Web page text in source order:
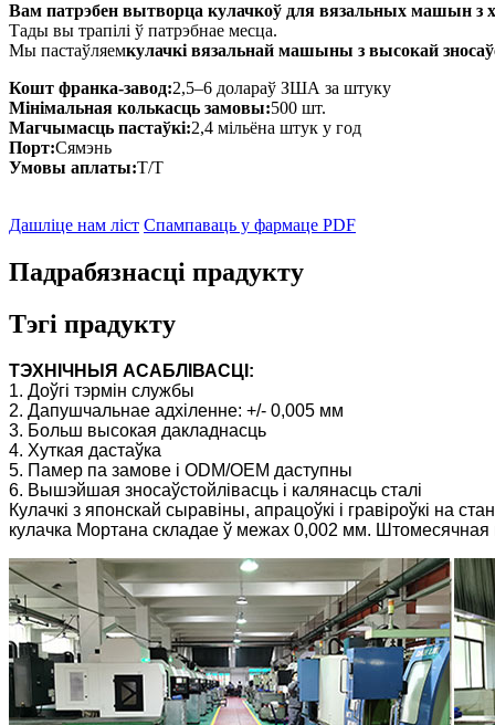
Вам патрэбен вытворца кулачкоў для вязальных машын з
Тады вы трапілі ў патрэбнае месца.
Мы пастаўляемкулачкі вязальнай машыны з высокай
Кошт франка-завод:2,5–6 долараў ЗША за штуку
Мінімальная колькасць замовы:500 шт.
Магчымасць пастаўкі:2,4 мільёна штук у год
Порт:Сямэнь
Умовы аплаты:Т/Т
Дашліце нам ліст Спампаваць у фармаце PDF
Падрабязнасці прадукту
Тэгі прадукту
ТЭХНІЧНЫЯ АСАБЛІВАСЦІ:
1. Доўгі тэрмін службы
2. Дапушчальнае адхіленне: +/- 0,005 мм
3. Больш высокая дакладнасць
4. Хуткая дастаўка
5. Памер па замове і ODM/OEM даступны
6. Вышэйшая зносаўстойлівасць і калянасць сталі
Кулачкі з японскай сыравіны, апрацоўкі і гравіроўкі на
кулачка Мортана складае ў межах 0,002 мм. Штомесячная